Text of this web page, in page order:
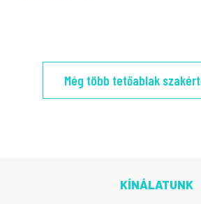
Még több tetőablak
KÍNÁLATUNK